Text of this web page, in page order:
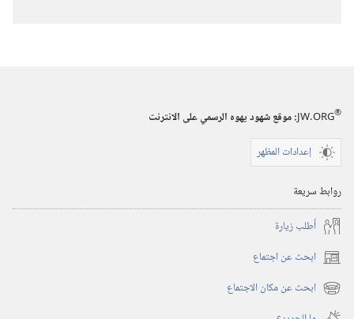
JW.ORG®
:‏ موقع شهود يهوه الرسمي على الانترنت
إعدادات المظهر
روابط سريعة
أُطلب زيارة
ابحث عن اجتماع (يفتح
نافذة
جديدة)
ابحث عن مكان الاجتماع (يفتح
نافذة